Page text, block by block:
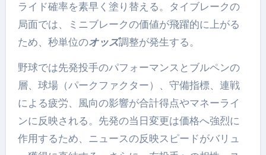
ライド確率を素早く塗り替える。タイブレークの
局面では、ミニブレークの価値が飛躍的に上がる
ため、秒単位のオッズ調整が発生する。
野球では先発投手のパフォーマンスとブルペンの
層、球場（パークファクター）、守備指標、連戦
による疲労、風向の影響が合計得点やマネーライ
ンに反映される。先発の当日変更は価格へ強烈に
作用するため、ニュースの反映スピードがバリュ